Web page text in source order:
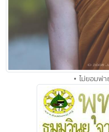
• ไม่ยอมพ่